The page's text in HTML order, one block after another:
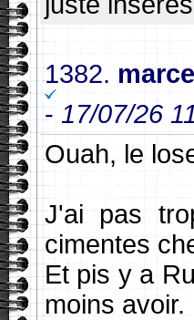
1382.
- 17/07/26
Ouah, le
J'ai pas
cimentes
Et pis y a
moins avoir.